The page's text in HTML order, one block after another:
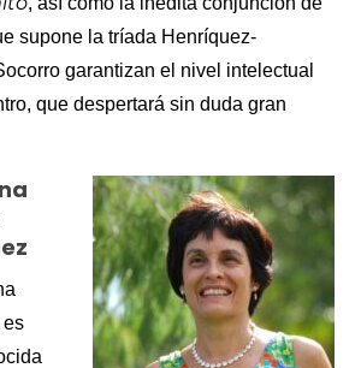
supone la tríada Henríquez-
garantizan el nivel intelectual
que despertará sin duda gran
es